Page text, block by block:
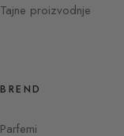
Tajne proizvodnje
BREND
Parfemi